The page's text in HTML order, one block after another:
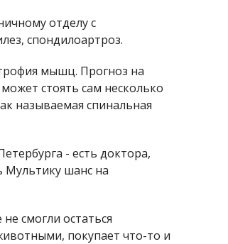
отделу с
спондилоартроз.
мышц. Прогноз на
стоять сам несколько
называемая спинальная
- есть доктора,
Мультику шанс на
смогли остаться
покупает что-то и